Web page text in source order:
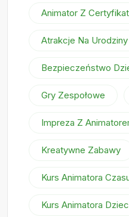
Animator Z
Atrakcje Na Urodziny
Bezpieczeństwo
Gry Zespołowe
Impreza Z
Kreatywne Zabawy
Kurs Animatora
Kurs Animatora